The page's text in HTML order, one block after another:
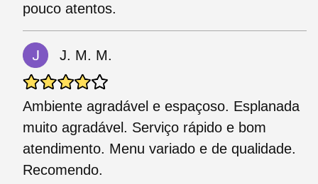
pouco atentos.
J. M. M.
Ambiente agradável e espaçoso. Esplanada
muito agradável. Serviço rápido e bom
atendimento. Menu variado e de qualidade.
Recomendo.